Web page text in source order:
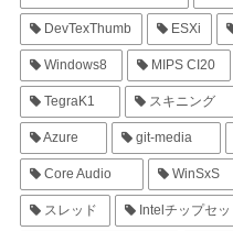
DevTexThumb ESXi
Windows8 MIPS CI20
TegraK1 スキニング
Azure git-media
Core Audio WinSxS
スレッド Intelチップセッ